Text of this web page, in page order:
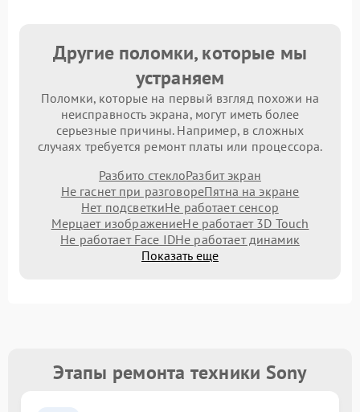
Другие поломки, которые мы
устраняем
Поломки, которые на первый взгляд похожи на
неисправность экрана, могут иметь более
серьезные причины. Например, в сложных
случаях требуется ремонт платы или процессора.
Разбито стеклоРазбит экран
Не гаснет при разговореПятна на экране
Нет подсветкиНе работает сенсор
Мерцает изображениеНе работает 3D Touch
Не работает Face IDНе работает динамик
Показать еще
Этапы ремонта техники Sony